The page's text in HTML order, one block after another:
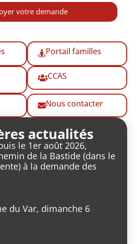
votre demande
Portail familles
CCAS
Nous contacter
actualités
le 1er août 2026,
de la Bastide (dans le
à la demande des
du Var, dimanche 6